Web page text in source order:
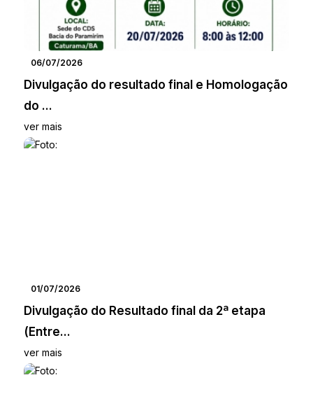
06/07/2026
Divulgação do resultado final e Homologação
do ...
ver mais
01/07/2026
Divulgação do Resultado final da 2ª etapa
(Entre...
ver mais